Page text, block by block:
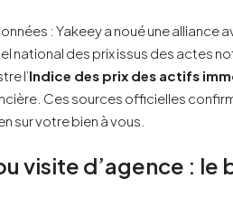
: Yakeey a noué une alliance
national des prix issus des actes
l’Indice des prix des actifs
Ces sources officielles
sur votre bien à vous.
visite d’agence : le